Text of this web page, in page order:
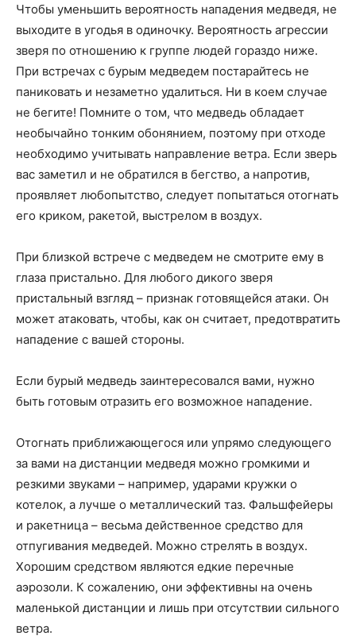
Чтобы уменьшить вероятность нападения медведя, не
выходите в угодья в одиночку. Вероятность агрессии
зверя по отношению к группе людей гораздо ниже.
При встречах с бурым медведем постарайтесь не
паниковать и незаметно удалиться. Ни в коем случае
не бегите! Помните о том, что медведь обладает
необычайно тонким обонянием, поэтому при отходе
необходимо учитывать направление ветра. Если зверь
вас заметил и не обратился в бегство, а напротив,
проявляет любопытство, следует попытаться отогнать
его криком, ракетой, выстрелом в воздух.
При близкой встрече с медведем не смотрите ему в
глаза пристально. Для любого дикого зверя
пристальный взгляд – признак готовящейся атаки. Он
может атаковать, чтобы, как он считает, предотвратить
нападение с вашей стороны.
Если бурый медведь заинтересовался вами, нужно
быть готовым отразить его возможное нападение.
Отогнать приближающегося или упрямо следующего
за вами на дистанции медведя можно громкими и
резкими звуками – например, ударами кружки о
котелок, а лучше о металлический таз. Фальшфейеры
и ракетница – весьма действенное средство для
отпугивания медведей. Можно стрелять в воздух.
Хорошим средством являются едкие перечные
аэрозоли. К сожалению, они эффективны на очень
маленькой дистанции и лишь при отсутствии сильного
ветра.